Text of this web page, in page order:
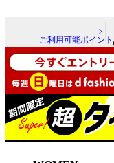
ご利用可能ポイント